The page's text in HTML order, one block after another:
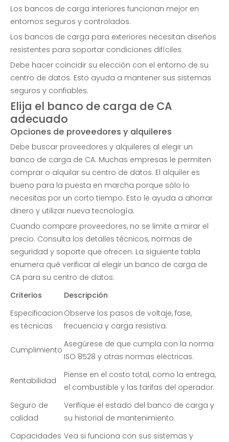
Los bancos de carga interiores funcionan mejor en
entornos seguros y controlados.
Los bancos de carga para exteriores necesitan diseños
resistentes para soportar condiciones difíciles.
Debe hacer coincidir su elección con el entorno de su
centro de datos. Esto ayuda a mantener sus sistemas
seguros y confiables.
Elija el banco de carga de CA
adecuado
Opciones de proveedores y alquileres
Debe buscar proveedores y alquileres al elegir un
banco de carga de CA. Muchas empresas le permiten
comprar o alquilar su centro de datos. El alquiler es
bueno para la puesta en marcha porque sólo lo
necesitas por un corto tiempo. Esto le ayuda a ahorrar
dinero y utilizar nueva tecnología.
Cuando compare proveedores, no se limite a mirar el
precio. Consulta los detalles técnicos, normas de
seguridad y soporte que ofrecen. La siguiente tabla
enumera qué verificar al elegir un banco de carga de
CA para su centro de datos:
Criterios
Descripción
Especificacion
es técnicas
Observe los pasos de voltaje, fase,
frecuencia y carga resistiva.
Cumplimiento
Asegúrese de que cumpla con la norma
ISO 8528 y otras normas eléctricas.
Rentabilidad
Piense en el costo total, como la entrega,
el combustible y las tarifas del operador.
Seguro de
calidad
Verifique el estado del banco de carga y
su historial de mantenimiento.
Capacidades Vea si funciona con sus sistemas y